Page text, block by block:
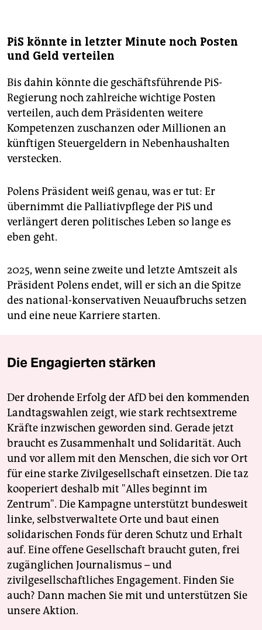
PiS könnte in letzter Minute noch Posten
und Geld verteilen
Bis dahin könnte die geschäftsführende PiS-
Regierung noch zahlreiche wichtige Posten
verteilen, auch dem Präsidenten weitere
Kompetenzen zuschanzen oder Millionen an
künftigen Steuergeldern in Nebenhaushalten
verstecken.
Polens Präsident weiß genau, was er tut: Er
übernimmt die Palliativpflege der PiS und
verlängert deren politisches Leben so lange es
eben geht.
2025, wenn seine zweite und letzte Amtszeit als
Präsident Polens endet, will er sich an die Spitze
des national-konservativen Neuaufbruchs setzen
und eine neue Karriere starten.
Die Engagierten stärken
Der drohende Erfolg der AfD bei den kommenden
Landtagswahlen zeigt, wie stark rechtsextreme
Kräfte inzwischen geworden sind. Gerade jetzt
braucht es Zusammenhalt und Solidarität. Auch
und vor allem mit den Menschen, die sich vor Ort
für eine starke Zivilgesellschaft einsetzen. Die taz
kooperiert deshalb mit "Alles beginnt im
Zentrum". Die Kampagne unterstützt bundesweit
linke, selbstverwaltete Orte und baut einen
solidarischen Fonds für deren Schutz und Erhalt
auf. Eine offene Gesellschaft braucht guten, frei
zugänglichen Journalismus – und
zivilgesellschaftliches Engagement. Finden Sie
auch? Dann machen Sie mit und unterstützen Sie
unsere Aktion.